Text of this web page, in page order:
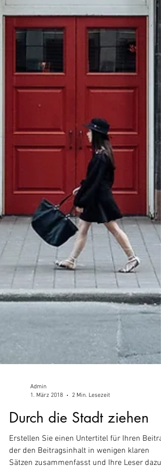
Admin
1. März 2018
2 Min. Lesezeit
Durch die Stadt ziehen
Erstellen Sie einen Untertitel für Ihren